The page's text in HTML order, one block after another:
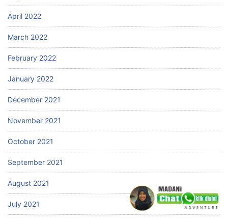
April 2022
March 2022
February 2022
January 2022
December 2021
November 2021
October 2021
September 2021
August 2021
July 2021